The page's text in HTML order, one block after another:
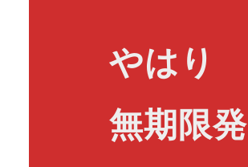
やはり
無期限発